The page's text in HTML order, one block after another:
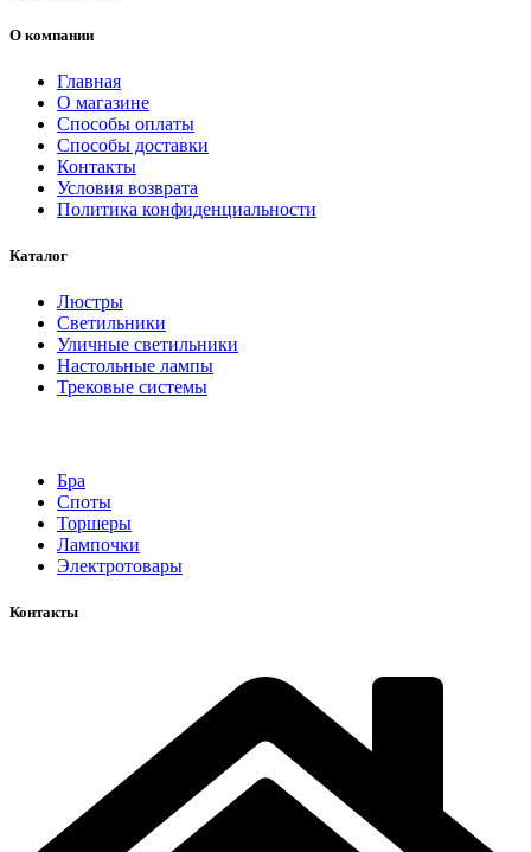
О компании
Главная
О магазине
Способы оплаты
Способы доставки
Контакты
Условия возврата
Политика конфиденциальности
Каталог
Люстры
Светильники
Уличные светильники
Настольные лампы
Трековые системы
Бра
Споты
Торшеры
Лампочки
Электротовары
Контакты